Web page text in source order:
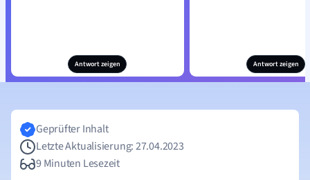
Antwort zeigen Antwort zeigen
Geprüfter Inhalt
Letzte Aktualisierung: 27.04.2023
9 Minuten Lesezeit